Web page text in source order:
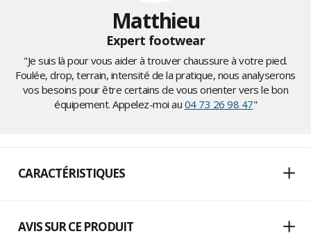
Matthieu
Expert footwear
"Je suis là pour vous aider à trouver chaussure à votre pied.
Foulée, drop, terrain, intensité de la pratique, nous analyserons
vos besoins pour être certains de vous orienter vers le bon
équipement. Appelez-moi au 04 73 26 98 47"
CARACTÉRISTIQUES
AVIS SUR CE PRODUIT